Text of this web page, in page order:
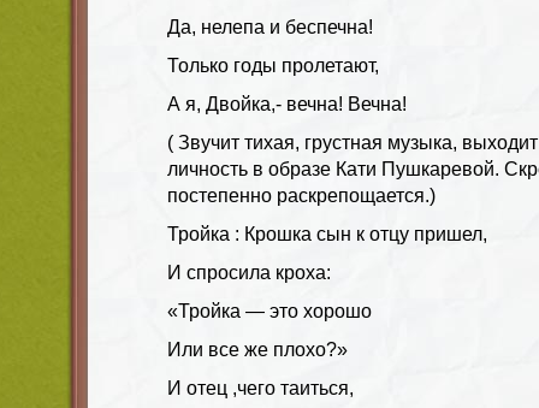
Да, нелепа и беспечна!
Только годы пролетают,
А я, Двойка,- вечна! Вечна!
( Звучит тихая, грустная музыка,
личность в образе Кати Пушкаревой.
постепенно раскрепощается.)
Тройка : Крошка сын к отцу пришел,
И спросила кроха:
«Тройка — это хорошо
Или все же плохо?»
И отец ,чего таиться,